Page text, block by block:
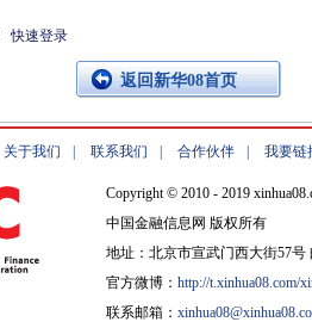
快速登录
返回新华08首页
关于我们 联系我们 合作伙伴 我要链
Copyright © 2010 - 2019
中国金融信息网 版权所有
地址：北京市宣武门西大街57号
官方微博： http://t.xinhua08.com/
联系邮箱：